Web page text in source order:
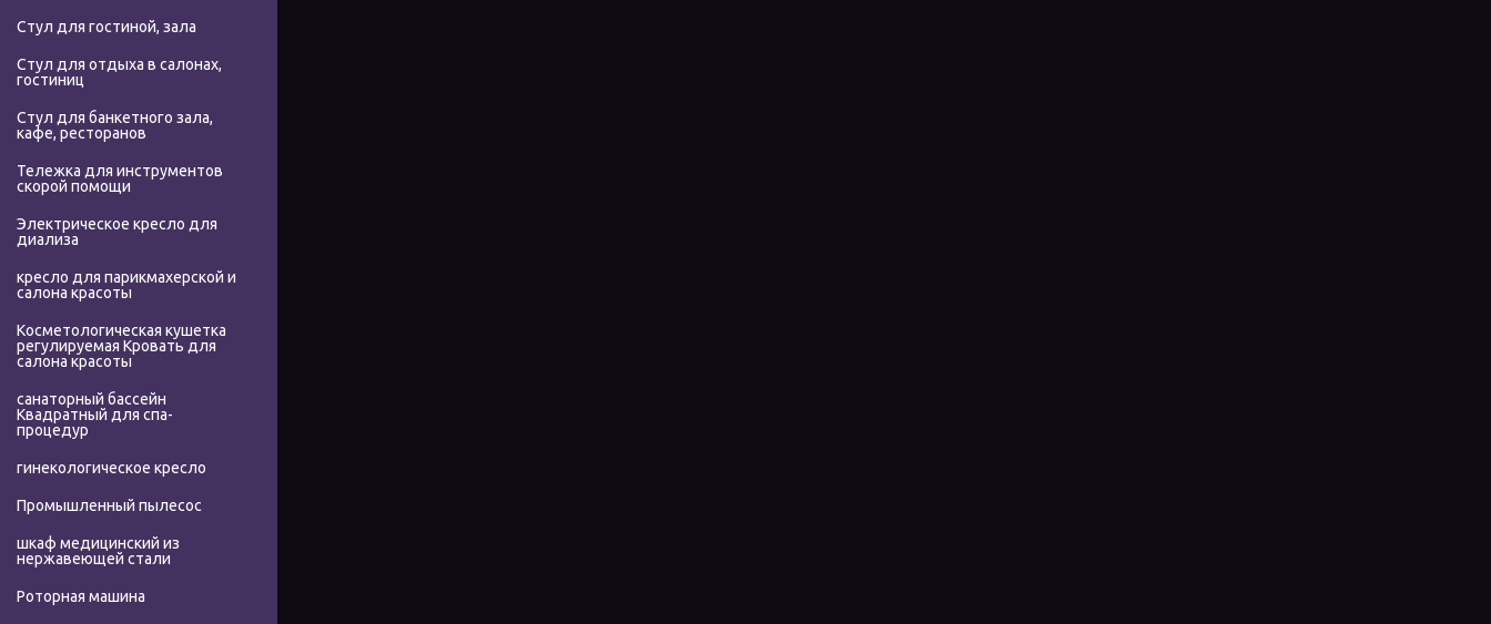
Стул для гостиной, зала
Стул для отдыха в салонах,
гостиниц
Стул для банкетного зала,
кафе, ресторанов
Тележка для инструментов
скорой помощи
Электрическое кресло для
диализа
кресло для парикмахерской и
салона красоты
Косметологическая кушетка
регулируемая Кровать для
салона красоты
санаторный бассейн
Квадратный для спа-
процедур
гинекологическое кресло
Промышленный пылесос
шкаф медицинский из
нержавеющей стали
Роторная машина